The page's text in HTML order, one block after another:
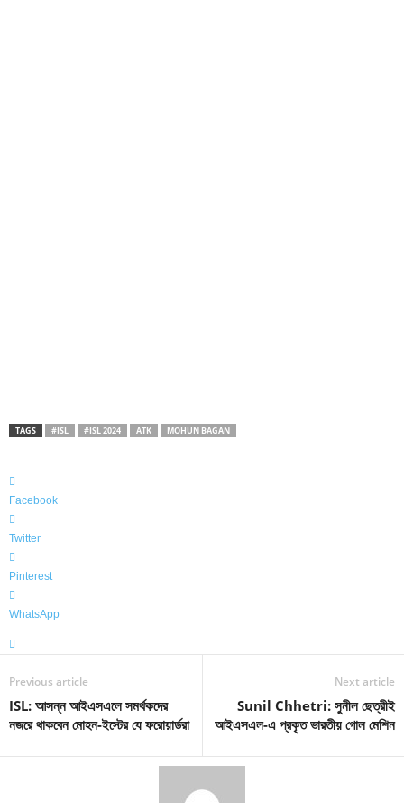
TAGS #ISL #ISL 2024 ATK MOHUN BAGAN
Facebook
Twitter
Pinterest
WhatsApp
Previous article
ISL: আসন্ন আইএসএলে সমর্থকদের
নজরে থাকবেন মোহন-ইস্টের যে ফরোয়ার্ডরা
Next article
Sunil Chhetri: সুনীল ছেত্রীই
আইএসএল-এ প্রকৃত ভারতীয় গোল মেশিন